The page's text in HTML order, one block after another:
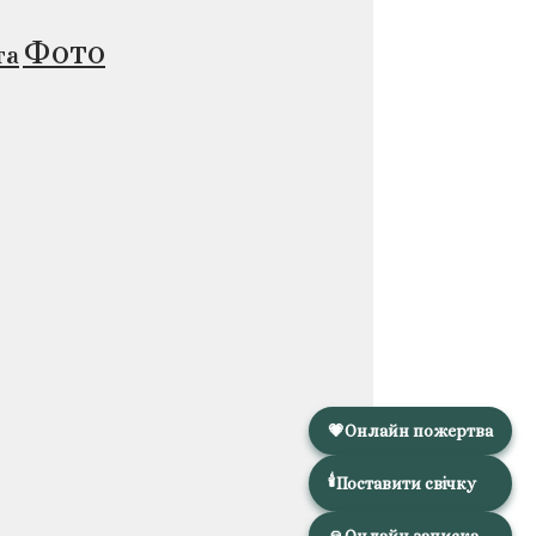
💗Онлайн пожертва
🕯️Поставити свічку
Фото